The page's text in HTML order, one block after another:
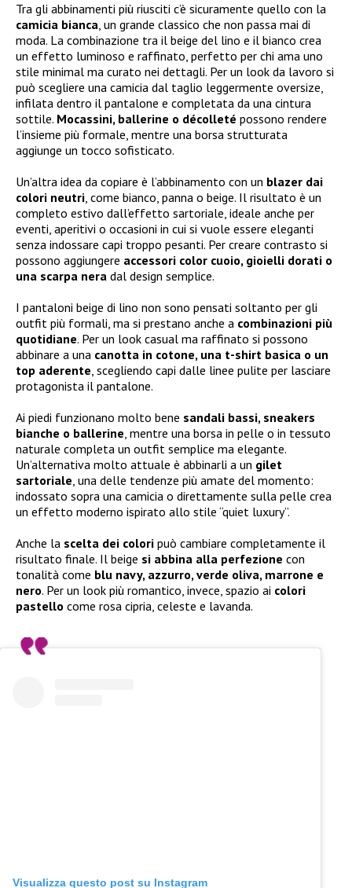
Tra gli abbinamenti più riusciti c’è sicuramente quello con la
camicia bianca, un grande classico che non passa mai di
moda. La combinazione tra il beige del lino e il bianco crea
un effetto luminoso e raffinato, perfetto per chi ama uno
stile minimal ma curato nei dettagli. Per un look da lavoro si
può scegliere una camicia dal taglio leggermente oversize,
infilata dentro il pantalone e completata da una cintura
sottile. Mocassini, ballerine o décolleté possono rendere
l’insieme più formale, mentre una borsa strutturata
aggiunge un tocco sofisticato.
Un’altra idea da copiare è l’abbinamento con un blazer dai
colori neutri, come bianco, panna o beige. Il risultato è un
completo estivo dall’effetto sartoriale, ideale anche per
eventi, aperitivi o occasioni in cui si vuole essere eleganti
senza indossare capi troppo pesanti. Per creare contrasto si
possono aggiungere accessori color cuoio, gioielli dorati o
una scarpa nera dal design semplice.
I pantaloni beige di lino non sono pensati soltanto per gli
outfit più formali, ma si prestano anche a combinazioni più
quotidiane. Per un look casual ma raffinato si possono
abbinare a una canotta in cotone, una t-shirt basica o un
top aderente, scegliendo capi dalle linee pulite per lasciare
protagonista il pantalone.
Ai piedi funzionano molto bene sandali bassi, sneakers
bianche o ballerine, mentre una borsa in pelle o in tessuto
naturale completa un outfit semplice ma elegante.
Un’alternativa molto attuale è abbinarli a un gilet
sartoriale, una delle tendenze più amate del momento:
indossato sopra una camicia o direttamente sulla pelle crea
un effetto moderno ispirato allo stile “quiet luxury”.
Anche la scelta dei colori può cambiare completamente il
risultato finale. Il beige si abbina alla perfezione con
tonalità come blu navy, azzurro, verde oliva, marrone e
nero. Per un look più romantico, invece, spazio ai colori
pastello come rosa cipria, celeste e lavanda.
Visualizza questo post su Instagram